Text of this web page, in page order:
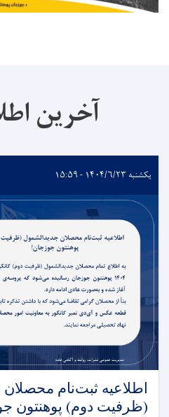
آخرین
یکشنبه ۱۴۰۴/۶/۲۳ - ۱۵:۵۹
اطلاعیه ثبت‌نام
(ظرفیت دوم) پوهنتون